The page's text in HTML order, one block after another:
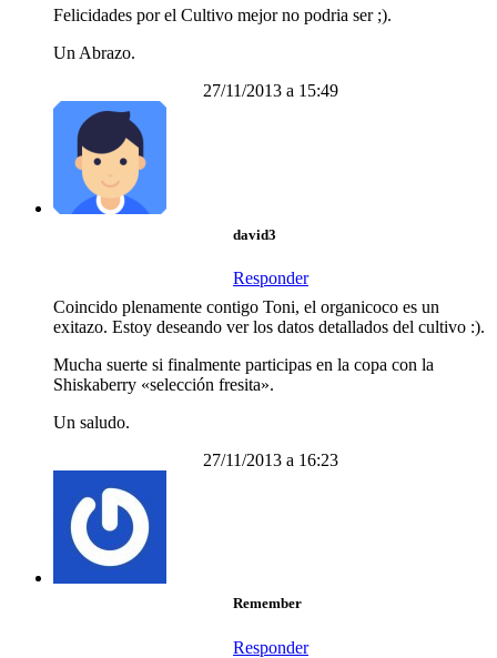
Felicidades por el Cultivo mejor no podria ser ;).
Un Abrazo.
27/11/2013 a 15:49
david3
Responder
Coincido plenamente contigo Toni, el organicoco es un
exitazo. Estoy deseando ver los datos detallados del cultivo :).
Mucha suerte si finalmente participas en la copa con la
Shiskaberry «selección fresita».
Un saludo.
27/11/2013 a 16:23
Remember
Responder